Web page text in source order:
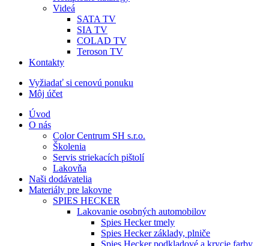
Videá
SATA TV
SIA TV
COLAD TV
Teroson TV
Kontakty
Vyžiadať si cenovú ponuku
Môj účet
Úvod
O nás
Color Centrum SH s.r.o.
Školenia
Servis striekacích pištolí
Lakovňa
Naši dodávatelia
Materiály pre lakovne
SPIES HECKER
Lakovanie osobných automobilov
Spies Hecker tmely
Spies Hecker základy, plniče
Spies Hecker podkladové a krycie farby